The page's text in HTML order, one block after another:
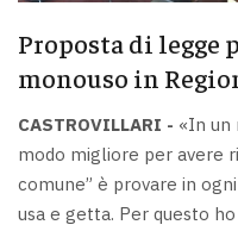
Proposta di legge
monouso in
CASTROVILLARI - «In un
modo migliore per avere
comune” è provare in
usa e getta. Per questo